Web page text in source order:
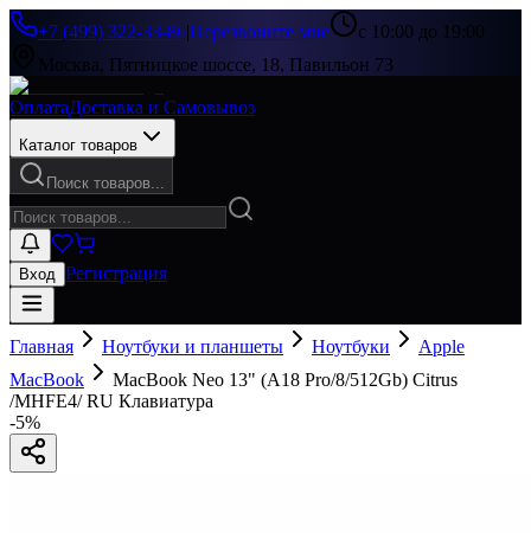
+7 (499) 322-33-86|Перезвоните мне
с 10:00 до 19:00
Москва, Пятницкое шоссе, 18, Павильон 73
ОплатаДоставка и Самовывоз
Каталог товаров
Поиск товаров...
Вход Регистрация
Главная Ноутбуки и планшеты Ноутбуки
Apple
MacBook
MacBook Neo 13" (A18 Pro/8/512Gb) Citrus
/MHFE4/ RU Клавиатура
-5%